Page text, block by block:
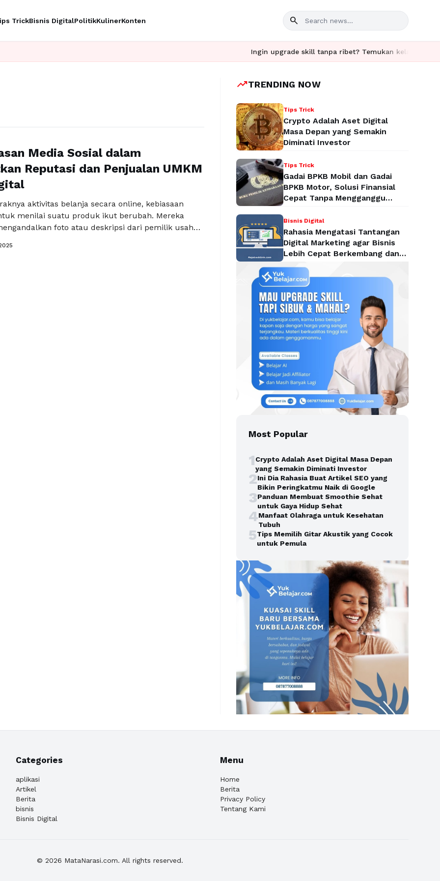
TrickBisnis DigitalPolitikKulinerKonten search
Ingin upgrade skill tanpa ribet? Temukan kelas seru dan
Media Sosial dalam
Reputasi dan Penjualan UMKM
aktivitas belanja secara online, kebiasaan
menilai suatu produk ikut berubah. Mereka
foto atau deskripsi dari pemilik usaha.
diperhatikan adalah komentar dan pengalaman
alasan mengapa ulasan di media sosial kini
trending_upTRENDING NOW
Tips Trick
Crypto Adalah Aset Digital
Masa Depan yang Semakin
Diminati Investor
Tips Trick
Gadai BPKB Mobil dan Gadai
BPKB Motor, Solusi Finansial
Cepat Tanpa Mengganggu
Bisnis Digital
Rahasia Mengatasi Tantangan
Digital Marketing agar Bisnis
Lebih Cepat Berkembang dan
Mendominasi Pasar
Most Popular
1Crypto Adalah Aset Digital Masa Depan
yang Semakin Diminati Investor
2Ini Dia Rahasia Buat Artikel SEO yang
Bikin Peringkatmu Naik di Google
3Panduan Membuat Smoothie Sehat
untuk Gaya Hidup Sehat
4Manfaat Olahraga untuk Kesehatan
Tubuh
5Tips Memilih Gitar Akustik yang Cocok
untuk Pemula
Categories
aplikasi
Artikel
Berita
bisnis
Bisnis Digital
Menu
Home
Berita
Privacy Policy
Tentang Kami
© 2026 MataNarasi.com. All rights reserved.